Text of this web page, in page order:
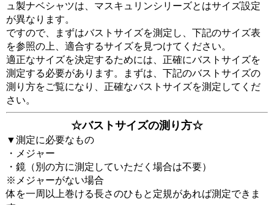
ュ製ナベシャツは、マスキュリンシリーズとはサイズ設定
が異なります。
ですので、まずはバストサイズを測定し、下記のサイズ表
を参照の上、適合するサイズを見つけてください。
適正なサイズを決定するためには、正確にバストサイズを
測定する必要があります。まずは、下記のバストサイズの
測り方をご覧になり、正確なバストサイズを測定してくだ
さい。
☆バストサイズの測り方☆
▼測定に必要なもの
・メジャー
・鏡（別の方に測定していただく場合は不要）
※メジャーがない場合
体を一周以上巻ける長さのひもと定規があれば測定できま